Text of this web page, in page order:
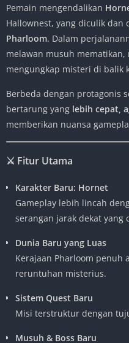
Pemain mengendalikan
Hallownest, yang diculik dan
Pharloom. Dalam
melawan musuh
mengungkap misteri di balik
Berbeda dengan protagonis
bertarung yang lebih cepat,
memberikan nuansa
⚔️ Fitur Utama
Karakter Baru: Hornet
Gameplay lebih lincah
serangan jarak dekat yang
Dunia Baru yang Luas
Kerajaan Pharloom penuh
reruntuhan misterius.
Sistem Quest Baru
Misi terstruktur dengan
Musuh & Boss Baru